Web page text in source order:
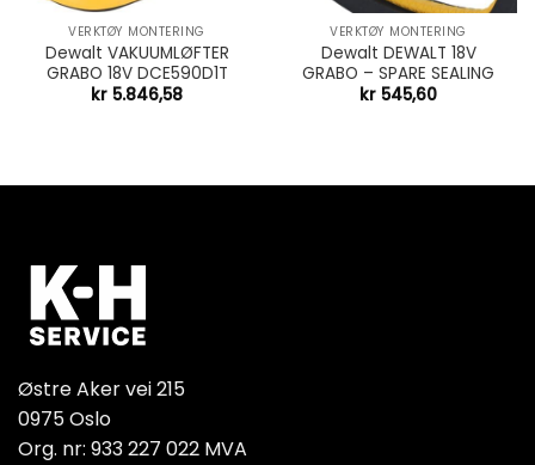
VERKTØY MONTERING
Dewalt VAKUUMLØFTER
GRABO 18V DCE590D1T
kr 5.846,58
VERKTØY MONTERING
Dewalt DEWALT 18V
GRABO – SPARE SEALING
kr 545,60
Østre Aker vei 215
0975 Oslo
Org. nr: 933 227 022 MVA